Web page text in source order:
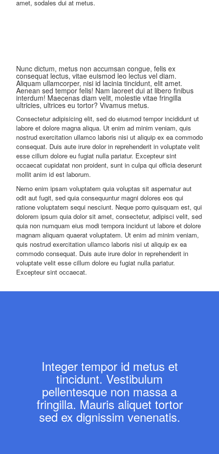
amet, sodales dui at metus.
Nunc dictum, metus non accumsan congue, felis ex
consequat lectus, vitae euismod leo lectus vel diam.
Aliquam ullamcorper, nisi id lacinia tincidunt, elit amet.
Aenean sed tempor felis! Nam laoreet dui at libero finibus
interdum! Maecenas diam velit, molestie vitae fringilla
ultricies, ultrices eu tortor? Vivamus metus.
Consectetur adipisicing elit, sed do eiusmod tempor incididunt ut
labore et dolore magna aliqua. Ut enim ad minim veniam, quis
nostrud exercitation ullamco laboris nisi ut aliquip ex ea commodo
consequat. Duis aute irure dolor in reprehenderit in voluptate velit
esse cillum dolore eu fugiat nulla pariatur. Excepteur sint
occaecat cupidatat non proident, sunt in culpa qui officia deserunt
mollit anim id est laborum.
Nemo enim ipsam voluptatem quia voluptas sit aspernatur aut
odit aut fugit, sed quia consequuntur magni dolores eos qui
ratione voluptatem sequi nesciunt. Neque porro quisquam est, qui
dolorem ipsum quia dolor sit amet, consectetur, adipisci velit, sed
quia non numquam eius modi tempora incidunt ut labore et dolore
magnam aliquam quaerat voluptatem. Ut enim ad minim veniam,
quis nostrud exercitation ullamco laboris nisi ut aliquip ex ea
commodo consequat. Duis aute irure dolor in reprehenderit in
voluptate velit esse cillum dolore eu fugiat nulla pariatur.
Excepteur sint occaecat.
Integer tempor id metus et
tincidunt. Vestibulum
pellentesque non massa a
fringilla. Mauris aliquet tortor
sed ex dignissim venenatis.